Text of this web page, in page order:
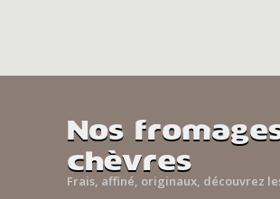
Nos
chèvres
Frais, affiné, originaux, découvrez